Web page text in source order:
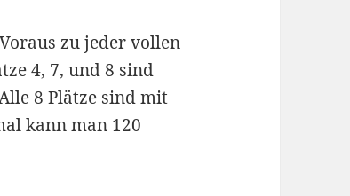
zu jeder vollen
4, 7, und 8 sind
8 Plätze sind mit
kann man 120